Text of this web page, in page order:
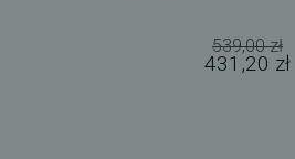
539,00 zł
431,20 zł